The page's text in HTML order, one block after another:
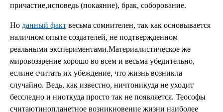
причастие,исповедь (покаяние), брак, соборование.
Но данный факт весьма сомнителен, так как основывается
наличном опыте создателей, не подтвержденном
реальными экспериментами.Материалистическое же
мировоззрение хорошо во всем и весьма убедительно,
еслине считать их убеждение, что жизнь возникла
случайно. Ведь, как известно, ничтоникуда не уходит
бесследно и ниоткуда просто так не появляется. Теософы
считаютинопланетное возникновение жизни наиболее